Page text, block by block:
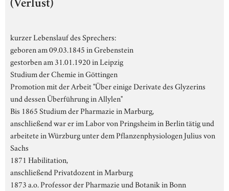
(Verlust)
kurzer Lebenslauf des Sprechers:
geboren am 09.03.1845 in Grebenstein
gestorben am 31.01.1920 in Leipzig
Studium der Chemie in Göttingen
Promotion mit der Arbeit "Über einige Derivate des Glyzerins
und dessen Überführung in Allylen"
Bis 1865 Studium der Pharmazie in Marburg,
anschließend war er im Labor von Pringsheim in Berlin tätig und
arbeitete in Würzburg unter dem Pflanzenphysiologen Julius von
Sachs
1871 Habilitation,
anschließend Privatdozent in Marburg
1873 a.o. Professor der Pharmazie und Botanik in Bonn